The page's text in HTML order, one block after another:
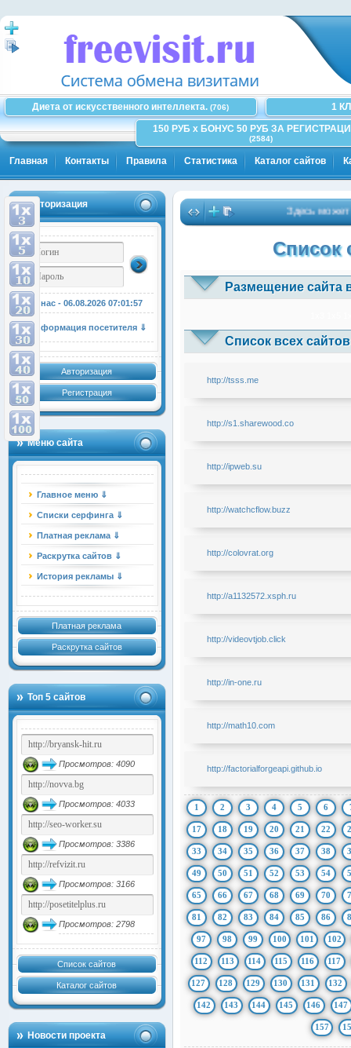
Диета от искусственного интеллекта. (706)
1
150 РУБ x БОНУС 50 РУБ ЗА
(2584)
Главная Контакты Правила Статистика Каталог сайтов
Авторизация
У нас - 06.08.2026 07:01:58
Информация посетителя ⇓
Авторизация
Регистрация
Меню сайта
Главное меню ⇓
Списки серфинга ⇓
Платная реклама ⇓
Раскрутка сайтов ⇓
История рекламы ⇓
Платная реклама
Раскрутка сайтов
Топ 5 сайтов
Просмотров: 4090
Просмотров: 4033
Просмотров: 3386
Просмотров: 3166
Просмотров: 2798
Список сайтов
Каталог сайтов
Новости проекта
Здесь может
Список
Размещение сайта
Список всех
http://tsss.me
http://s1.sharewood.co
http://ipweb.su
http://watchcflow.buzz
http://colovrat.org
http://a1132572.xsph.ru
http://videovtjob.click
http://in-one.ru
http://math10.com
http://factorialforgeapi.github.io
1 2 3 4 5 6
17 18 19 20 21 22
33 34 35 36 37 38
49 50 51 52 53 54
65 66 67 68 69 70
81 82 83 84 85 86
97 98 99 100 101 102
112 113 114 115 116 117
127 128 129 130 131 132
142 143 144 145 146 147
157